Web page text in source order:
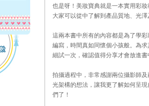
也是呀！美妝寶典就是一本實用彩
大家可以從中了解到產品質地、光
這兩本書中所有的內容都是為了學
編寫，時間真如同懷個小孩般。為
細試一次，確認值得分享才會放進
拍攝過程中，非常感謝兩位攝影師
光架構的想法，讓我更了解如何呈
們了！